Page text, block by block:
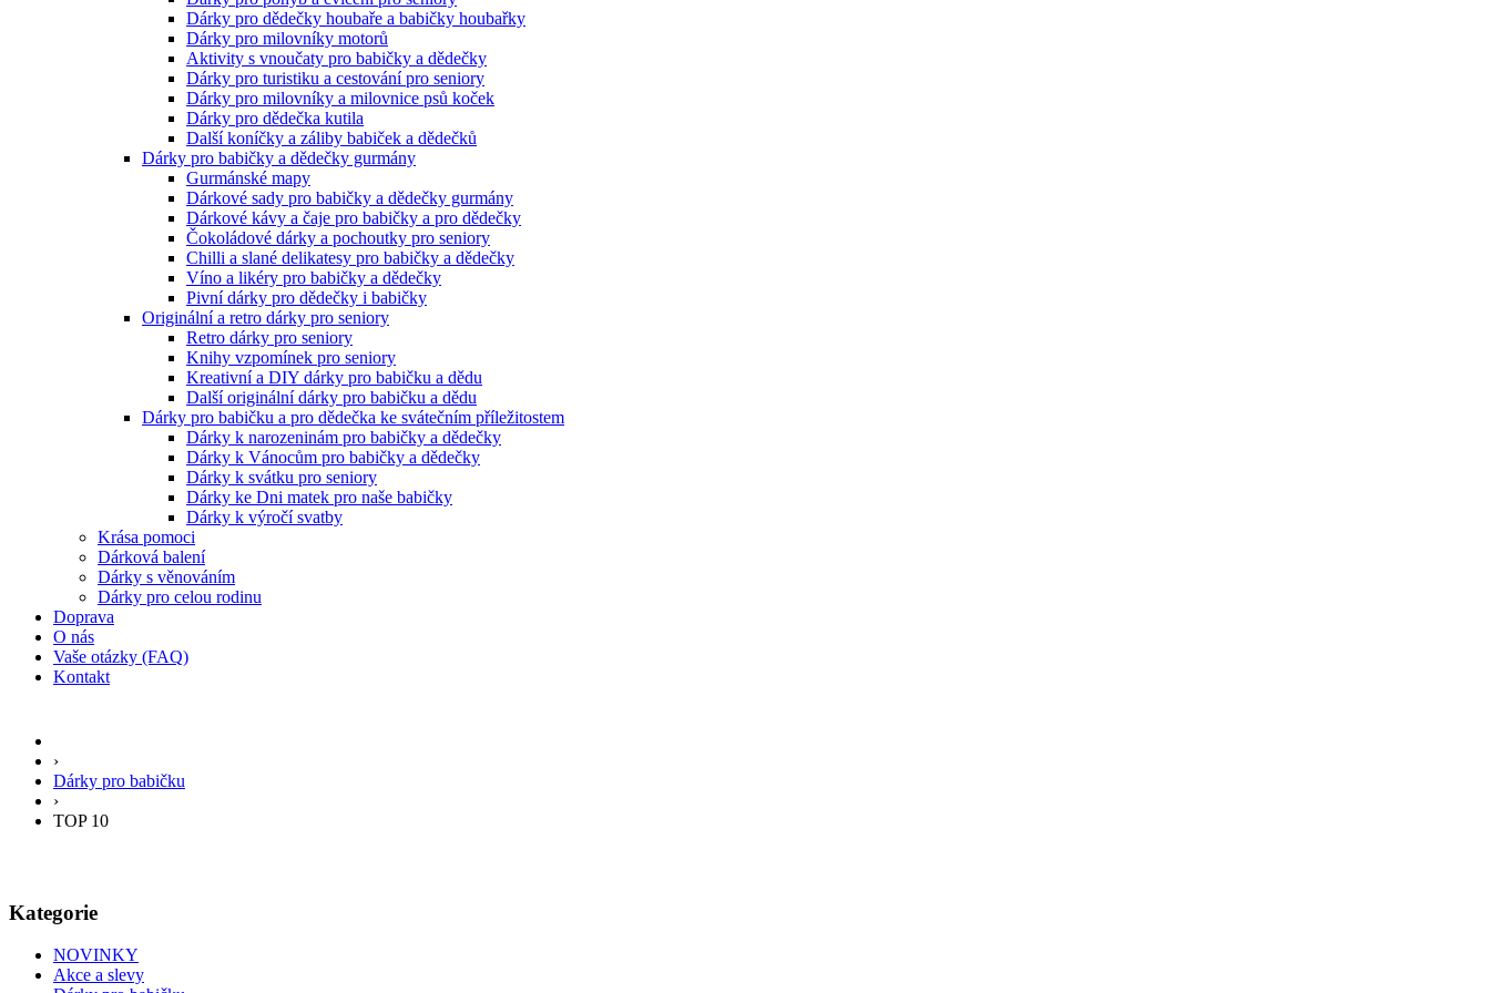
Dárky pro dědečky houbaře a babičky houbařky
Dárky pro milovníky motorů
Aktivity s vnoučaty pro babičky a dědečky
Dárky pro turistiku a cestování pro seniory
Dárky pro milovníky a milovnice psů koček
Dárky pro dědečka kutila
Další koníčky a záliby babiček a dědečků
Dárky pro babičky a dědečky gurmány
Gurmánské mapy
Dárkové sady pro babičky a dědečky gurmány
Dárkové kávy a čaje pro babičky a pro dědečky
Čokoládové dárky a pochoutky pro seniory
Chilli a slané delikatesy pro babičky a dědečky
Víno a likéry pro babičky a dědečky
Pivní dárky pro dědečky i babičky
Originální a retro dárky pro seniory
Retro dárky pro seniory
Knihy vzpomínek pro seniory
Kreativní a DIY dárky pro babičku a dědu
Další originální dárky pro babičku a dědu
Dárky pro babičku a pro dědečka ke svátečním příležitostem
Dárky k narozeninám pro babičky a dědečky
Dárky k Vánocům pro babičky a dědečky
Dárky k svátku pro seniory
Dárky ke Dni matek pro naše babičky
Dárky k výročí svatby
Krása pomoci
Dárková balení
Dárky s věnováním
Dárky pro celou rodinu
Doprava
O nás
Vaše otázky (FAQ)
Kontakt
›
Dárky pro babičku
›
TOP 10
Kategorie
NOVINKY
Akce a slevy